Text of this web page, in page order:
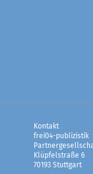
Kontakt
frei04-publizistik
Klüpfelstraße 6
70193 Stuttgart